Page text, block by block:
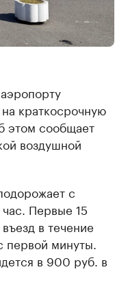
краткосрочную
этом сообщает
воздушной
с
Первые 15
в течение
первой минуты.
в 900 руб. в